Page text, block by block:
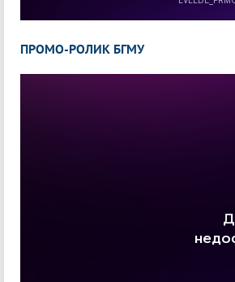
ПРОМО-РОЛИК БГМУ